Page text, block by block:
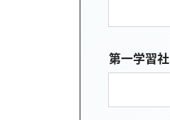
第一学習社